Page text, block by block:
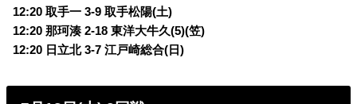
12:20 取手一 3-9 取手松陽(土)
12:20 那珂湊 2-18 東洋大牛久(5)(笠)
12:20 日立北 3-7 江戸崎総合(日)